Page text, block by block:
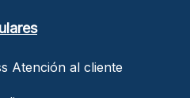
Atención al cliente